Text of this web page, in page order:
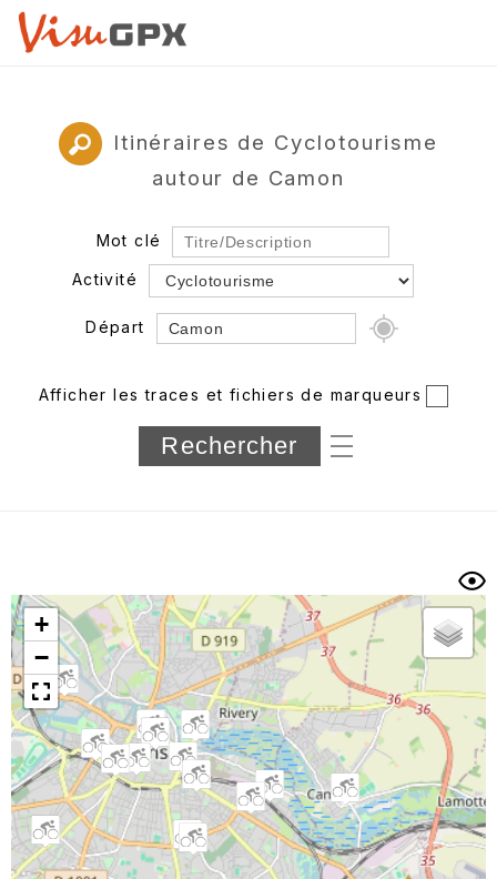
Itinéraires de Cyclotourisme
autour de Camon
Mot clé
Activité
Départ
Département
Longueur min/max
Trier par
Horodatage Photos
Afficher les traces et fichiers de marqueurs
+
−